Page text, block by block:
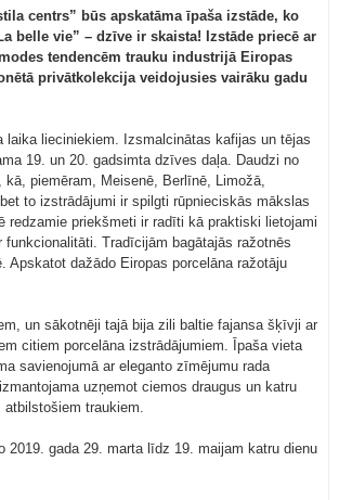
centrs” būs apskatāma īpaša izstāde, ko
belle vie” – dzīve ir skaista! Izstāde priecē ar
tendencēm trauku industrijā Eiropas
privātkolekcija veidojusies vairāku gadu
laika lieciniekiem. Izsmalcinātas kafijas un tējas
19. un 20. gadsimta dzīves daļa. Daudzi no
piemēram, Meisenē, Berlīnē, Limožā,
to izstrādājumi ir spilgti rūpnieciskās mākslas
priekšmeti ir radīti kā praktiski lietojami
Tradīcijām bagātajās ražotnēs
dažādo Eiropas porcelāna ražotāju
un sākotnēji tajā bija zili baltie fajansa šķīvji ar
citiem porcelāna izstrādājumiem. Īpaša vieta
savienojumā ar eleganto zīmējumu rada
uzņemot ciemos draugus un katru
traukiem.
2019. gada 29. marta līdz 19. maijam katru dienu